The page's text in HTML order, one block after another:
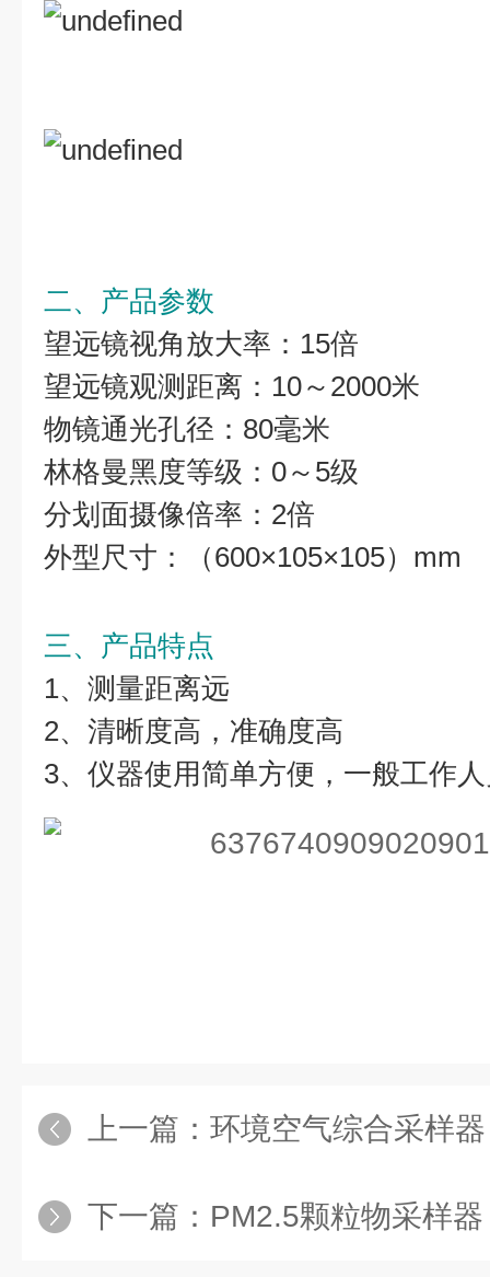
二、产品参数
望远镜视角放大率：15倍
望远镜观测距离：10～2000米
物镜通光孔径：80毫米
林格曼黑度等级：0～5级
分划面摄像倍率：2倍
外型尺寸：（600×105×105）mm
三、产品特点
1、测量距离远
2、清晰度高，准确度高
3、仪器使用简单方便，一般工作
上一篇： 环境空气综合采样器
下一篇： PM2.5颗粒物采样器